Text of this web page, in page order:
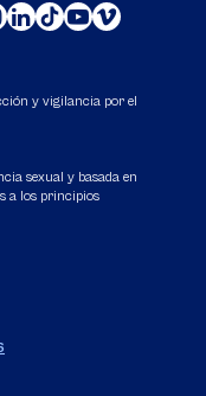
y vigilancia por el
sexual y basada en
a los principios